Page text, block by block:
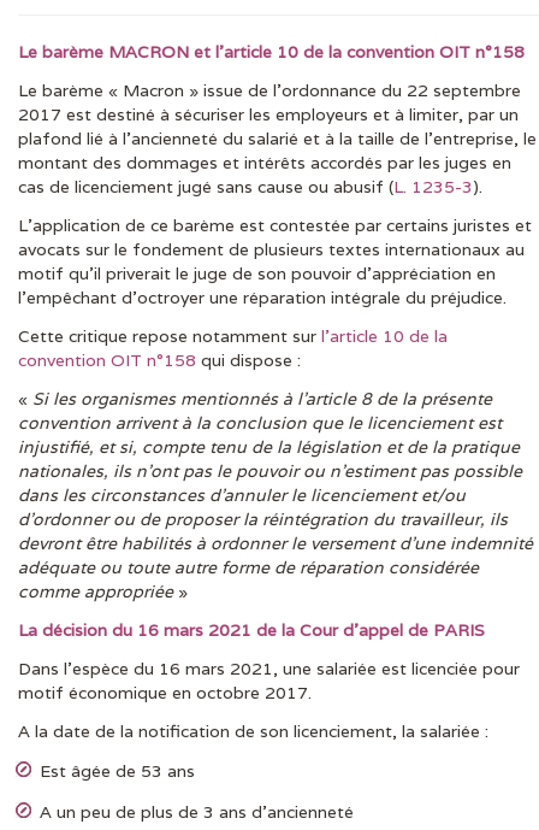
Le barème MACRON et l’article 10 de la convention OIT n°158
Le barème « Macron » issue de l’ordonnance du 22 septembre
2017 est destiné à sécuriser les employeurs et à limiter, par un
plafond lié à l’ancienneté du salarié et à la taille de l’entreprise, le
montant des dommages et intérêts accordés par les juges en
cas de licenciement jugé sans cause ou abusif (L. 1235-3).
L’application de ce barème est contestée par certains juristes et
avocats sur le fondement de plusieurs textes internationaux au
motif qu’il priverait le juge de son pouvoir d’appréciation en
l’empêchant d’octroyer une réparation intégrale du préjudice.
Cette critique repose notamment sur l’article 10 de la
convention OIT n°158 qui dispose :
« Si les organismes mentionnés à l’article 8 de la présente
convention arrivent à la conclusion que le licenciement est
injustifié, et si, compte tenu de la législation et de la pratique
nationales, ils n’ont pas le pouvoir ou n’estiment pas possible
dans les circonstances d’annuler le licenciement et/ou
d’ordonner ou de proposer la réintégration du travailleur, ils
devront être habilités à ordonner le versement d’une indemnité
adéquate ou toute autre forme de réparation considérée
comme appropriée »
La décision du 16 mars 2021 de la Cour d’appel de PARIS
Dans l’espèce du 16 mars 2021, une salariée est licenciée pour
motif économique en octobre 2017.
A la date de la notification de son licenciement, la salariée :
Est âgée de 53 ans
A un peu de plus de 3 ans d’ancienneté